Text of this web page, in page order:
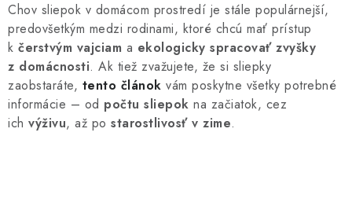
e
p
r
v
k
y
k
o
v
a
n
i
e
Chov sliepok v domácom prostredí je stále populárnejší,
predovšetkým medzi rodinami, ktoré chcú mať prístup
k čerstvým vajciam a ekologicky spracovať zvyšky
z domácnosti. Ak tiež zvažujete, že si sliepky
zaobstaráte, tento článok vám poskytne všetky potrebné
informácie – od počtu sliepok na začiatok, cez
ich výživu, až po starostlivosť v zime.